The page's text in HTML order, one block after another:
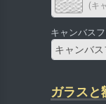
(キ
キャンバス
キャンバ
ガラスと